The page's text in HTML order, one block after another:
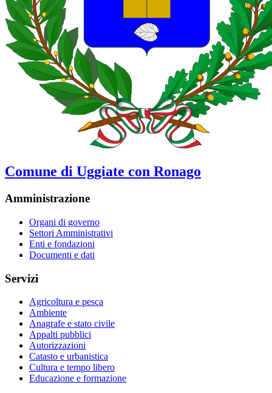
Comune di Uggiate con Ronago
Amministrazione
Organi di governo
Settori Amministrativi
Enti e fondazioni
Documenti e dati
Servizi
Agricoltura e pesca
Ambiente
Anagrafe e stato civile
Appalti pubblici
Autorizzazioni
Catasto e urbanistica
Cultura e tempo libero
Educazione e formazione